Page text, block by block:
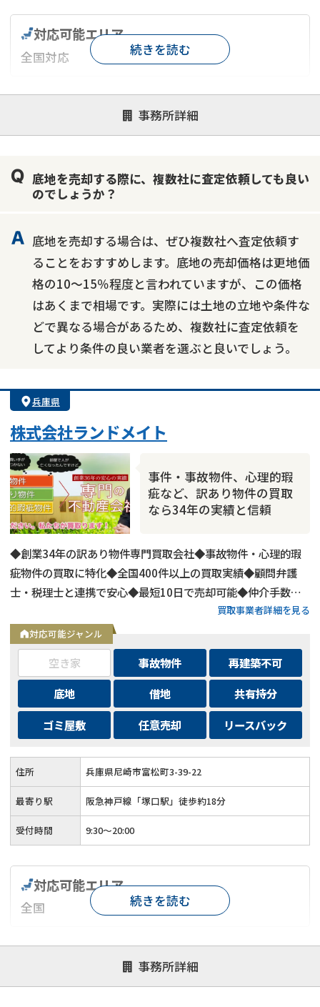
事務所詳細
対応可能エリア
全国対応
対応が親身 オンライン面談可能
レスポンスが早い
1億円以上の買取可
続きを読む
底地を売却する際に、複数社に査定依頼しても良い
のでしょうか？
底地を売却する場合は、ぜひ複数社へ査定依頼す
ることをおすすめします。底地の売却価格は更地価
格の10～15％程度と言われていますが、この価格
はあくまで相場です。実際には土地の立地や条件な
どで異なる場合があるため、複数社に査定依頼を
してより条件の良い業者を選ぶと良いでしょう。
兵庫県
株式会社ランドメイト
事件・事故物件、心理的瑕
疵など、訳あり物件の買取
なら34年の実績と信頼
◆創業34年の訳あり物件専門買取会社◆事故物件・心理的瑕
疵物件の買取に特化◆全国400件以上の買取実績◆顧問弁護
士・税理士と連携で安心◆最短10日で売却可能◆仲介手数
料・諸費用も会社負担◆不要物撤去費用も無料◆リースバック
にも対応◆現地調査・査定は無料
買取事業者詳細を見る
対応可能ジャンル
空き家 事故物件
再建築不可
底地
借地
共有持分
ゴミ屋敷
任意売却 リースバック
住所 兵庫県尼崎市富松町3-39-22
最寄り駅 阪急神戸線「塚口駅」徒歩約18分
受付時間 9:30～20:00
事務所詳細
対応可能エリア
全国
対応が親身 オンライン面談可能
レスポンスが早い
1億円以上の買取可
続きを読む